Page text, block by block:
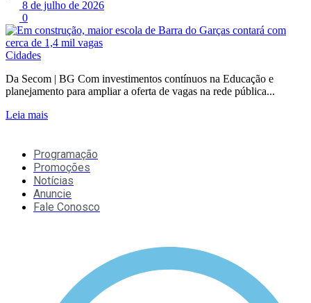
8 de julho de 2026
0
Cidades
Da Secom | BG Com investimentos contínuos na Educação e
planejamento para ampliar a oferta de vagas na rede pública...
Leia mais
Programação
Promoções
Notícias
Anuncie
Fale Conosco